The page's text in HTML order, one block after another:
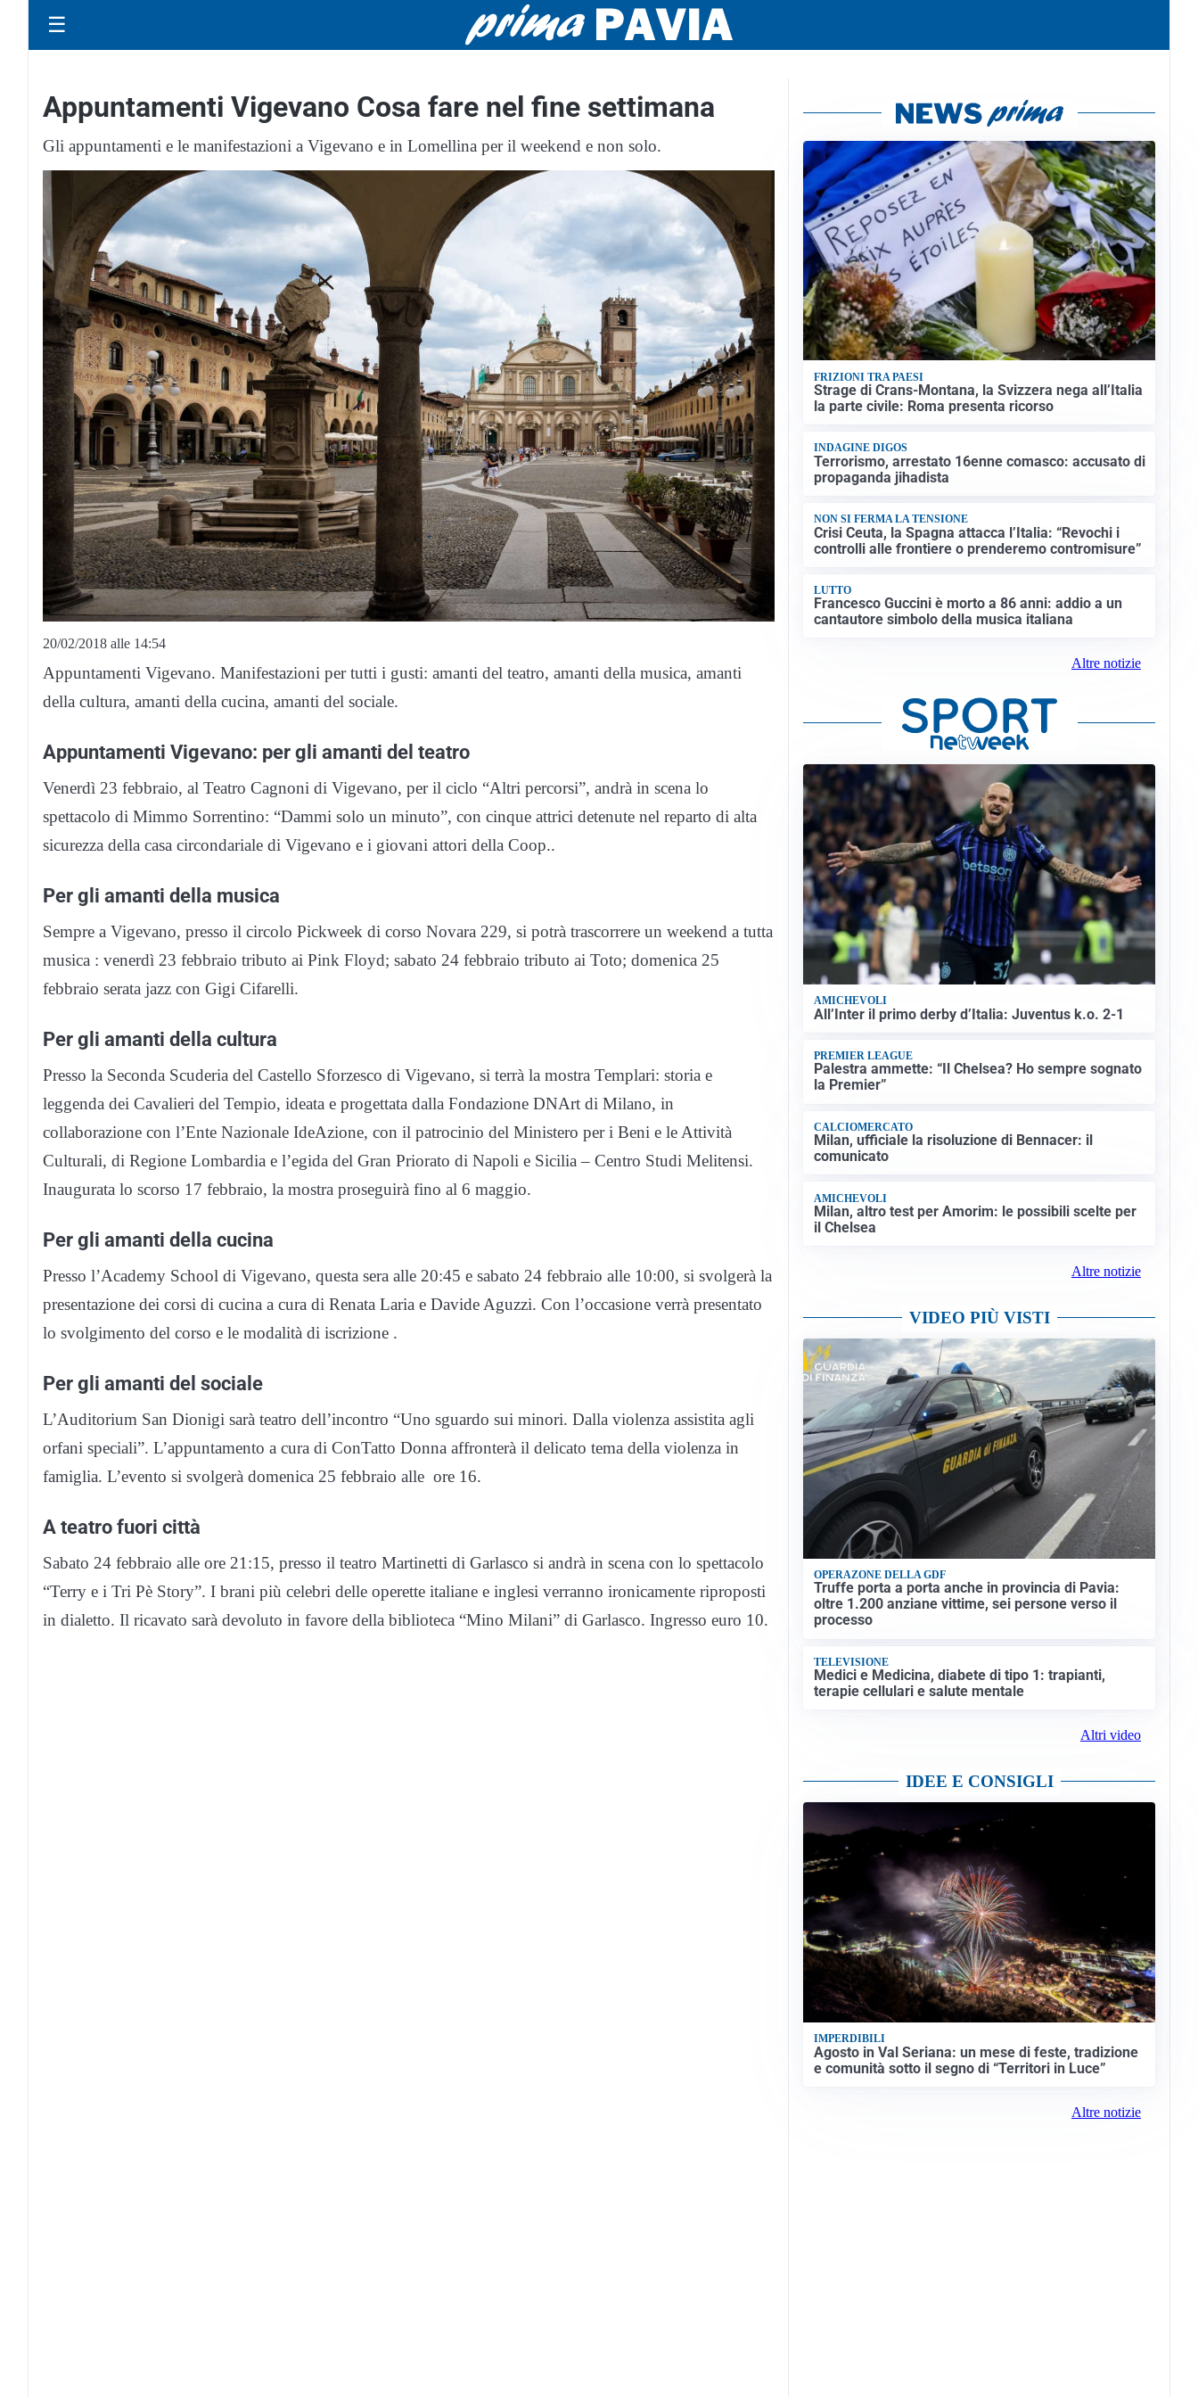
☰
Appuntamenti Vigevano Cosa fare nel fine settimana
Gli appuntamenti e le manifestazioni a Vigevano e in Lomellina per il weekend e non solo.
20/02/2018 alle 14:54
Appuntamenti Vigevano. Manifestazioni per tutti i gusti: amanti del teatro, amanti della musica, amanti
della cultura, amanti della cucina, amanti del sociale.
Appuntamenti Vigevano: per gli amanti del teatro
Venerdì 23 febbraio, al Teatro Cagnoni di Vigevano, per il ciclo “Altri percorsi”, andrà in scena lo
spettacolo di Mimmo Sorrentino: “Dammi solo un minuto”, con cinque attrici detenute nel reparto di alta
sicurezza della casa circondariale di Vigevano e i giovani attori della Coop..
Per gli amanti della musica
Sempre a Vigevano, presso il circolo Pickweek di corso Novara 229, si potrà trascorrere un weekend a tutta
musica : venerdì 23 febbraio tributo ai Pink Floyd; sabato 24 febbraio tributo ai Toto; domenica 25
febbraio serata jazz con Gigi Cifarelli.
Per gli amanti della cultura
Presso la Seconda Scuderia del Castello Sforzesco di Vigevano, si terrà la mostra Templari: storia e
leggenda dei Cavalieri del Tempio, ideata e progettata dalla Fondazione DNArt di Milano, in
collaborazione con l’Ente Nazionale IdeAzione, con il patrocinio del Ministero per i Beni e le Attività
Culturali, di Regione Lombardia e l’egida del Gran Priorato di Napoli e Sicilia – Centro Studi Melitensi.
Inaugurata lo scorso 17 febbraio, la mostra proseguirà fino al 6 maggio.
Per gli amanti della cucina
Presso l’Academy School di Vigevano, questa sera alle 20:45 e sabato 24 febbraio alle 10:00, si svolgerà la
presentazione dei corsi di cucina a cura di Renata Laria e Davide Aguzzi. Con l’occasione verrà presentato
lo svolgimento del corso e le modalità di iscrizione .
Per gli amanti del sociale
L’Auditorium San Dionigi sarà teatro dell’incontro “Uno sguardo sui minori. Dalla violenza assistita agli
orfani speciali”. L’appuntamento a cura di ConTatto Donna affronterà il delicato tema della violenza in
famiglia. L’evento si svolgerà domenica 25 febbraio alle ore 16.
A teatro fuori città
Sabato 24 febbraio alle ore 21:15, presso il teatro Martinetti di Garlasco si andrà in scena con lo spettacolo
“Terry e i Tri Pè Story”. I brani più celebri delle operette italiane e inglesi verranno ironicamente riproposti
in dialetto. Il ricavato sarà devoluto in favore della biblioteca “Mino Milani” di Garlasco. Ingresso euro 10.
FRIZIONI TRA PAESI
Strage di Crans-Montana, la Svizzera nega all’Italia
la parte civile: Roma presenta ricorso
INDAGINE DIGOS
Terrorismo, arrestato 16enne comasco: accusato di
propaganda jihadista
NON SI FERMA LA TENSIONE
Crisi Ceuta, la Spagna attacca l’Italia: “Revochi i
controlli alle frontiere o prenderemo contromisure”
LUTTO
Francesco Guccini è morto a 86 anni: addio a un
cantautore simbolo della musica italiana
Altre notizie
AMICHEVOLI
All’Inter il primo derby d’Italia: Juventus k.o. 2-1
PREMIER LEAGUE
Palestra ammette: “Il Chelsea? Ho sempre sognato
la Premier”
CALCIOMERCATO
Milan, ufficiale la risoluzione di Bennacer: il
comunicato
AMICHEVOLI
Milan, altro test per Amorim: le possibili scelte per
il Chelsea
Altre notizie
VIDEO PIÙ VISTI
OPERAZONE DELLA GDF
Truffe porta a porta anche in provincia di Pavia:
oltre 1.200 anziane vittime, sei persone verso il
processo
TELEVISIONE
Medici e Medicina, diabete di tipo 1: trapianti,
terapie cellulari e salute mentale
Altri video
IDEE E CONSIGLI
IMPERDIBILI
Agosto in Val Seriana: un mese di feste, tradizione
e comunità sotto il segno di “Territori in Luce”
Altre notizie